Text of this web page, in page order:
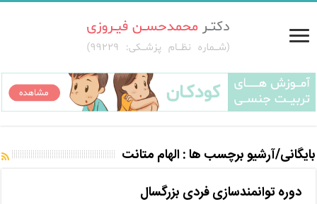
بایگانی/آرشیو برچسب ها :الهام متانت
دوره توانمندسازی فردی بزرگسال